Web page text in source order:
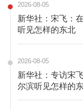
2026-08-05
新华社：宋飞：
听见怎样的东北
2026-08-05
新华社：专访宋
尔滨听见怎样的